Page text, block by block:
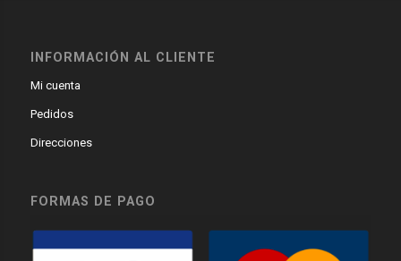
INFORMACIÓN AL CLIENTE
Mi cuenta
Pedidos
Direcciones
FORMAS DE PAGO